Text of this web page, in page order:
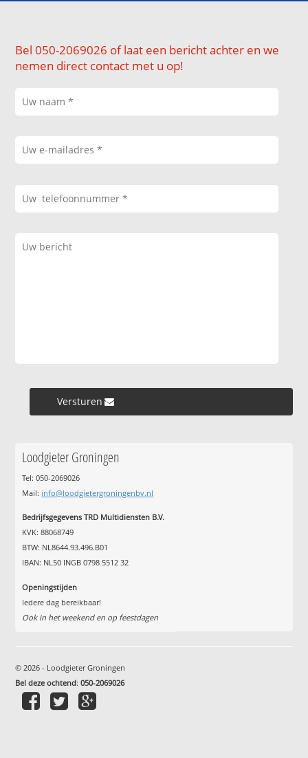
Bel 050-2069026 of laat een bericht achter en we
nemen direct contact met u op!
Versturen »
Loodgieter Groningen
Tel: 050-2069026
Mail: info@loodgietergroningenbv.nl
Bedrijfsgegevens TRD Multidiensten B.V.
KVK: 88068749
BTW: NL8644.93.496.B01
IBAN: NL50 INGB 0798 5512 32
Openingstijden
Iedere dag bereikbaar!
Ook in het weekend en op feestdagen
© 2026 - Loodgieter Groningen
Bel deze ochtend:050-2069026